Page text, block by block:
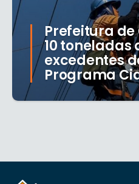
Prefeitura
10 toneladas
excedentes
Programa